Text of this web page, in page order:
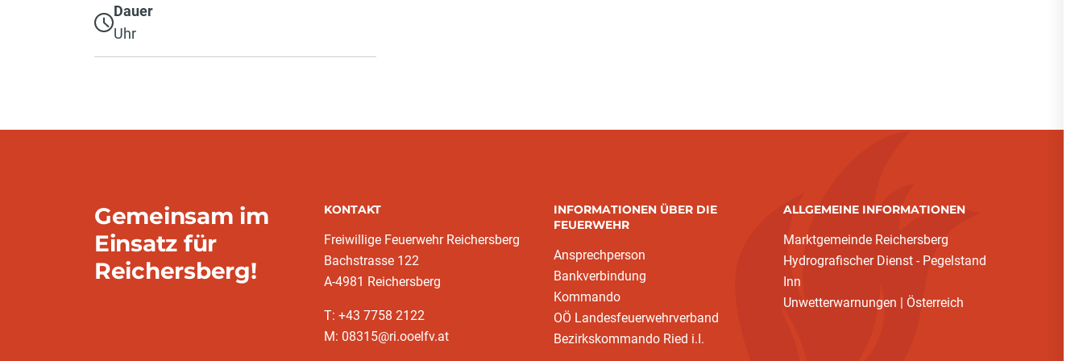
Dauer
Uhr
Gemeinsam im
Einsatz für
Reichersberg!
KONTAKT
Freiwillige Feuerwehr Reichersberg
Bachstrasse 122
A-4981 Reichersberg
T: +43 7758 2122
M: 08315@ri.ooelfv.at
INFORMATIONEN ÜBER DIE
FEUERWEHR
Ansprechperson
Bankverbindung
Kommando
OÖ Landesfeuerwehrverband
Bezirkskommando Ried i.I.
ALLGEMEINE INFORMATIONEN
Marktgemeinde Reichersberg
Hydrografischer Dienst - Pegelstand
Inn
Unwetterwarnungen | Österreich